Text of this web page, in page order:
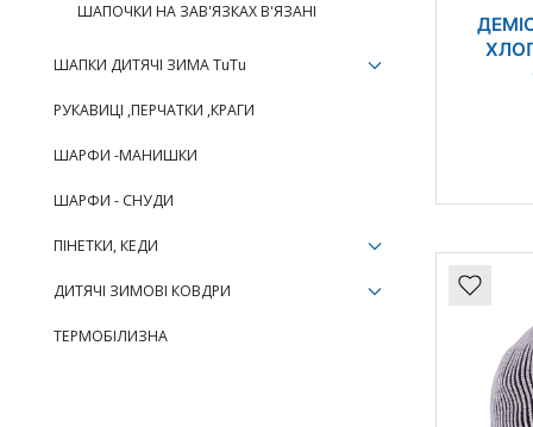
ШАПОЧКИ НА ЗАВ'ЯЗКАХ В'ЯЗАНІ
ШАПКИ ДИТЯЧІ ЗИМА TuTu
РУКАВИЦІ ,ПЕРЧАТКИ ,КРАГИ
ШАРФИ -МАНИШКИ
ШАРФИ - СНУДИ
ПІНЕТКИ, КЕДИ
ДИТЯЧІ ЗИМОВІ КОВДРИ
ТЕРМОБІЛИЗНА